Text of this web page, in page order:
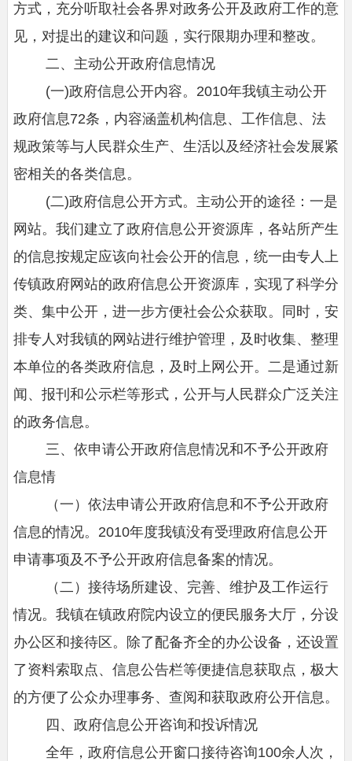
方式，充分听取社会各界对政务公开及政府工作的意
见，对提出的建议和问题，实行限期办理和整改。
二、主动公开政府信息情况
(一)政府信息公开内容。2010年我镇主动公开
政府信息72条，内容涵盖机构信息、工作信息、法
规政策等与人民群众生产、生活以及经济社会发展紧
密相关的各类信息。
(二)政府信息公开方式。主动公开的途径：一是
网站。我们建立了政府信息公开资源库，各站所产生
的信息按规定应该向社会公开的信息，统一由专人上
传镇政府网站的政府信息公开资源库，实现了科学分
类、集中公开，进一步方便社会公众获取。同时，安
排专人对我镇的网站进行维护管理，及时收集、整理
本单位的各类政府信息，及时上网公开。二是通过新
闻、报刊和公示栏等形式，公开与人民群众广泛关注
的政务信息。
三、依申请公开政府信息情况和不予公开政府
信息情
（一）依法申请公开政府信息和不予公开政府
信息的情况。2010年度我镇没有受理政府信息公开
申请事项及不予公开政府信息备案的情况。
（二）接待场所建设、完善、维护及工作运行
情况。我镇在镇政府院内设立的便民服务大厅，分设
办公区和接待区。除了配备齐全的办公设备，还设置
了资料索取点、信息公告栏等便捷信息获取点，极大
的方便了公众办理事务、查阅和获取政府公开信息。
四、政府信息公开咨询和投诉情况
全年，政府信息公开窗口接待咨询100余人次，